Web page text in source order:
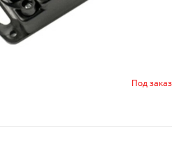
Под заказ